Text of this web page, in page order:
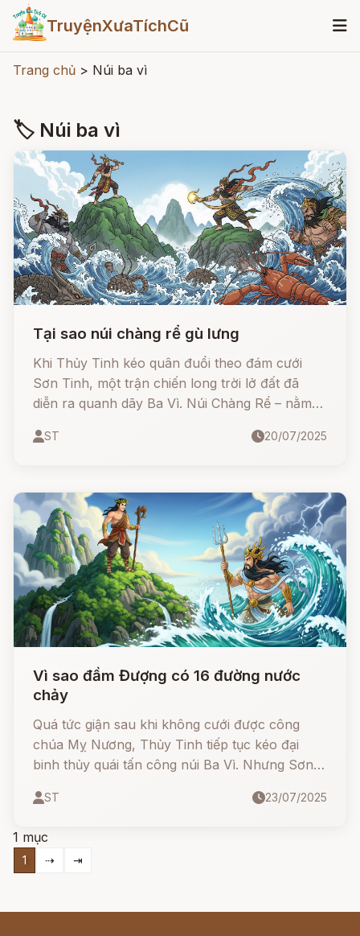
TruyệnXưaTíchCũ
Trang chủ > Núi ba vì
🏷 Núi ba vì
Tại sao núi chàng rể gù lưng
Khi Thủy Tinh kéo quân đuổi theo đám cưới
Sơn Tinh, một trận chiến long trời lở đất đã
diễn ra quanh dãy Ba Vì. Núi Chàng Rể – nằm
mạnh, khiến ngọn núi bị nghiêng, sạt lở nặng.
ấy mãi mãi mang dáng gù lưng như một chứng
tích lịch sử thiêng liêng. Truyện không chỉ lý giải
địa danh thực tế mà còn tôn vinh trí dũng của
người xưa, lưu giữ hồn thiêng sông núi Việt
Nam.,
ST 20/07/2025
Vì sao đầm Đượng có 16 đường nước
chảy
Quá tức giận sau khi không cưới được công
chúa Mỵ Nương, Thủy Tinh tiếp tục kéo đại
binh thủy quái tấn công núi Ba Vì. Nhưng Sơn
dựng trận địa đồi núi và đánh tan quân giặc
ST 23/07/2025
1 mục
1 ⇢ ⇥